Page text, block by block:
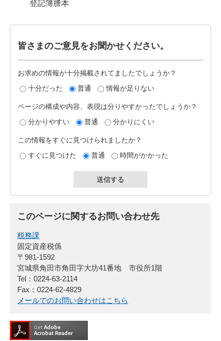
登記簿謄本
皆さまのご意見をお聞かせください。
お求めの情報が十分掲載されてましたでしょうか？
十分だった
普通 情報が足りない
ページの構成や内容、表現は分りやすかったでしょうか？
分かりやすい
普通 分かりにくい
この情報をすぐに見つけられましたか？
すぐに見つけた
普通 時間がかかった
このページに関するお問い合わせ先
税務課
固定資産税係
〒981-1592
宮城県角田市角田字大坊41番地 市役所1階
Tel：0224-63-2114
Fax：0224-62-4829
メールでのお問い合わせはこちら